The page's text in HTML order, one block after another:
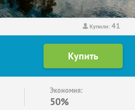
Купили:41
Экономия:
50%